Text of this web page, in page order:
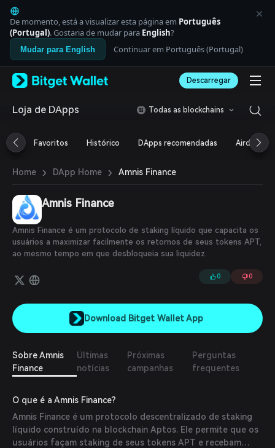
English
日本語
Tiếng Việt
Русский
Español (Latinoamérica)
Italiano
Deutsch
繁體中文
Português (Portugal)
ภาษาไทย
العربية
हिन्दी
Español
Português (Brasil)
Español (Argentina)
De momento, está a visualizar esta página em Português
(Portugal). Gostaria de mudar para English?
Mudar para English Continuar em Português (Portugal)
Descarregar
Loja de DApps Todas as blockchains
Favoritos Histórico DApps recomendadas Airdrop
Home › DApp Home › Amnis Finance
Amnis Finance
Amnis Finance é um protocolo de staking líquido que capacita os
usuários a maximizar facilmente os retornos de seus tokens APT,
ao mesmo tempo em que desbloqueia sua liquidez.
0 0
Download Bitget Wallet App
Sobre Amnis
Finance
Últimas
notícias
Próximas
campanhas
Perguntas
frequentes
O que é a Amnis Finance?
Amnis Finance é um protocolo descentralizado de staking
líquido construído na blockchain Aptos. Ele permite que os
usuários façam staking de seus tokens APT e recebam